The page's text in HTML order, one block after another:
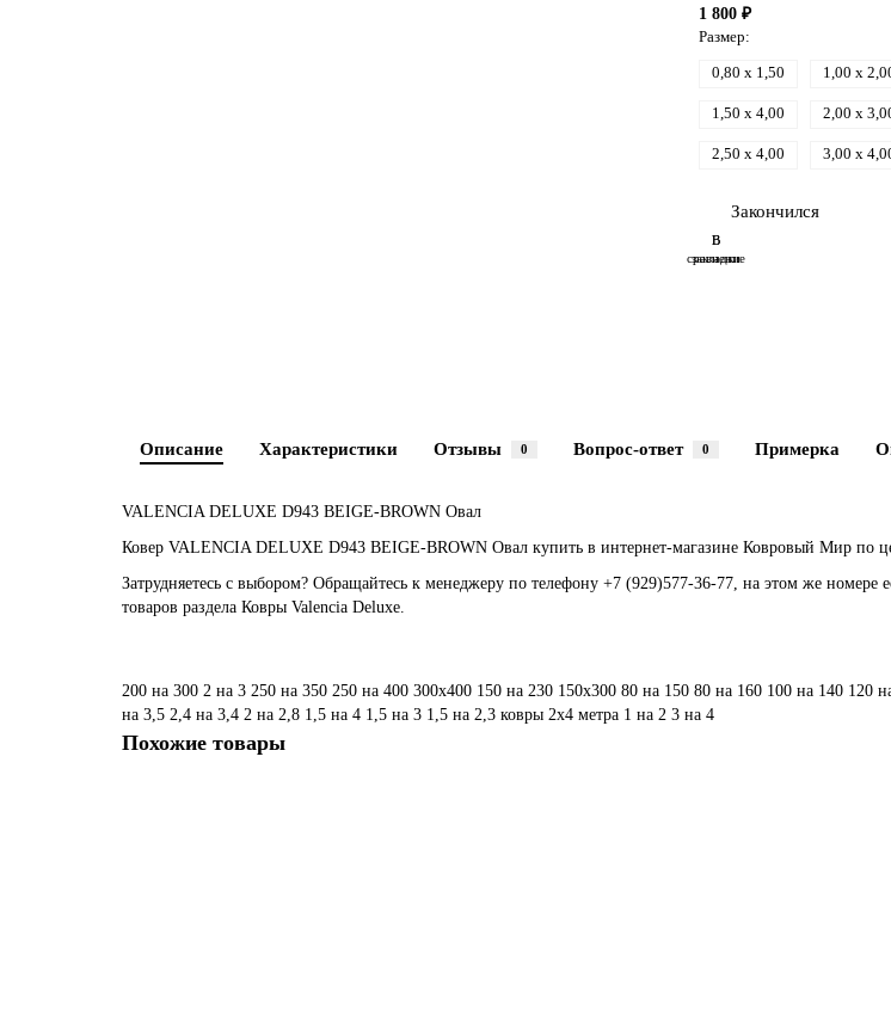
1 800 ₽
Размер:
0,80 x 1,50 1,00 x
1,50 x 4,00 2,00 x
2,50 x 4,00 3,00 x
Закончился
В
закладки
В
сравнение
Описание Характеристики Отзывы 0 Вопрос-ответ 0 Примерка
VALENCIA DELUXE D943 BEIGE-BROWN Овал
Ковер VALENCIA DELUXE D943 BEIGE-BROWN Овал купить в интернет-магазине Ковровый Мир по
Затрудняетесь с выбором? Обращайтесь к менеджеру по телефону +7 (929)577-36-77, на этом же номере
товаров раздела Ковры Valencia Deluxe.
200 на 300 2 на 3 250 на 350 250 на 400 300х400 150 на 230 150х300 80 на 150 80 на 160 100 на 140 120
на 3,5 2,4 на 3,4 2 на 2,8 1,5 на 4 1,5 на 3 1,5 на 2,3 ковры 2х4 метра 1 на 2 3 на 4
Похожие товары